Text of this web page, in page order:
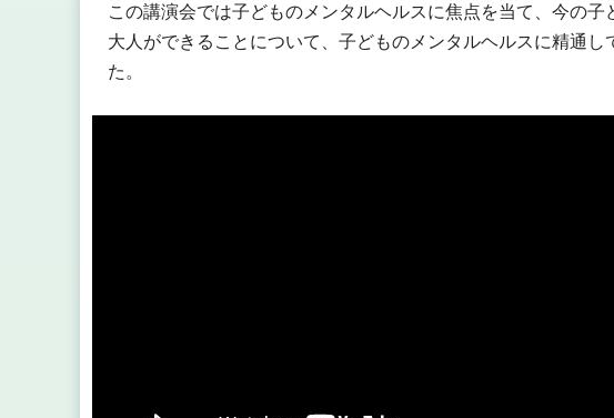
この講演会では子どものメンタルヘルスに焦点を当て、今の
大人ができることについて、子どものメンタルヘルスに精通
た。